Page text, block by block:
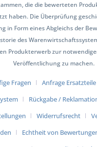
die die bewerteten
haben. Die Überprüfung
in Form eines Abgleichs der
des
Produkterwerb zur
Veröffentlichung zu machen.
Fragen Anfrage Ersatzteile
Rückgabe /
Widerrufsrecht
Echtheit von